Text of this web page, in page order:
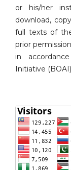
or his/her
download,
full texts of
prior
in
Initiative